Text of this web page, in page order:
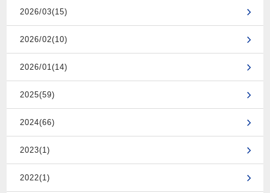
2026/03(15)
2026/02(10)
2026/01(14)
2025(59)
2024(66)
2023(1)
2022(1)